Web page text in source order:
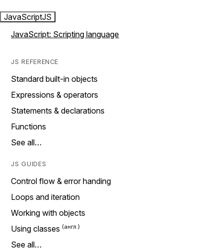
JavaScriptJS
JavaScript: Scripting language
JS REFERENCE
Standard built-in objects
Expressions & operators
Statements & declarations
Functions
See all…
JS GUIDES
Control flow & error handing
Loops and iteration
Working with objects
Using classes
See all…